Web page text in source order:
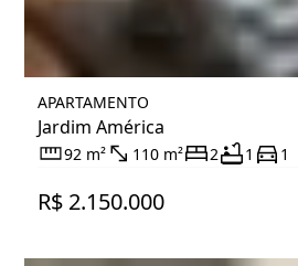
APARTAMENTO
Jardim América
92 m² 110 m² 2 1 1
R$ 2.150.000